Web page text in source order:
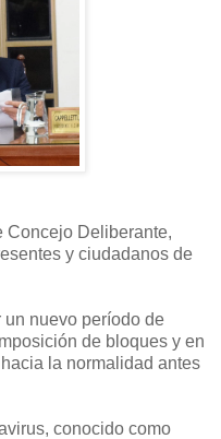
Concejo Deliberante,
y ciudadanos de
un nuevo período de
de bloques y en
la normalidad antes
conocido como